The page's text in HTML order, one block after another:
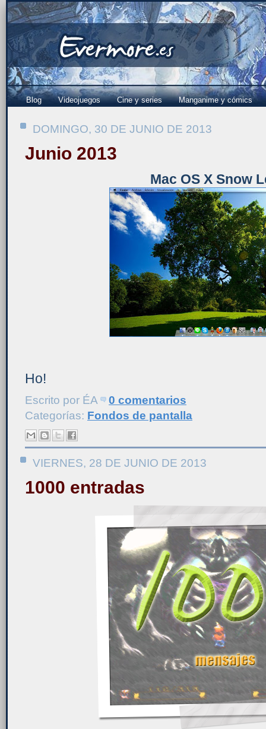
Blog Videojuegos Cine y series Manganime y cómics
DOMINGO, 30 DE JUNIO DE 2013
Junio 2013
Mac OS X Snow
Ho!
Escrito por ÉA
0 comentarios
Categorías: Fondos de pantalla
VIERNES, 28 DE JUNIO DE 2013
1000 entradas